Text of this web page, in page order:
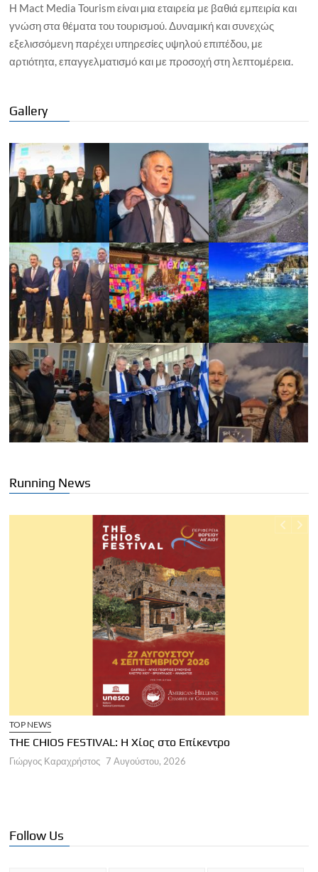
Η Mact Media Tourism είναι μια εταιρεία με βαθιά εμπειρία και
γνώση στα θέματα του τουρισμού. Δυναμική και συνεχώς
εξελισσόμενη παρέχει υπηρεσίες υψηλού επιπέδου, με
αρτιότητα, επαγγελματισμό και με προσοχή στη λεπτομέρεια.
Gallery
Running News
TOP NEWS
THE CHIOS FESTIVAL: Η Χίος στο Επίκεντρο
Γιώργος Καραχρήστος 7 Αυγούστου, 2026
Follow Us